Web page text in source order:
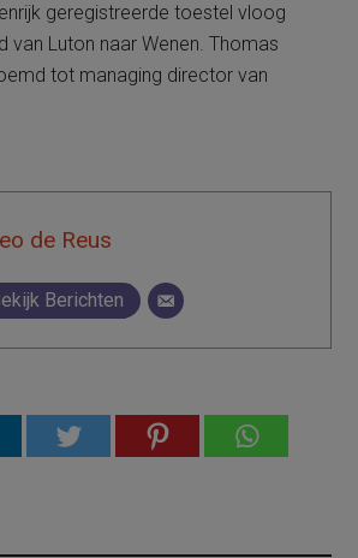
geregistreerde toestel vloog
van Luton naar Wenen. Thomas
tot managing director van
de Reus
Berichten